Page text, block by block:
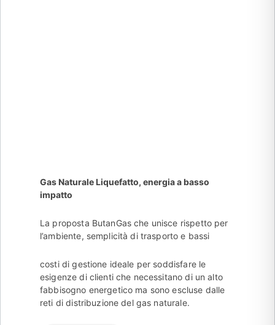
Gas Naturale Liquefatto, energia a basso
impatto
La proposta ButanGas che unisce rispetto per
l’ambiente, semplicità di trasporto e bassi
costi di gestione ideale per soddisfare le
esigenze di clienti che necessitano di un alto
fabbisogno energetico ma sono escluse dalle
reti di distribuzione del gas naturale.